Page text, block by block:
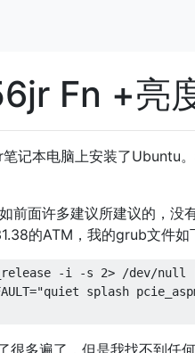
Fn +亮
记本电脑上安装了Ubuntu
前面许多建议所建议的，没
的ATM，我的grub文件如
-i -s 2> /dev/
splash
很多遍了，但是我找不到任何